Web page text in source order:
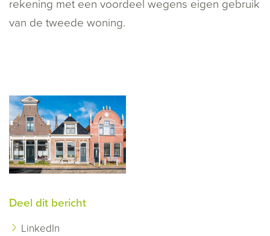
rekening met een voordeel wegens eigen gebruik
van de tweede woning.
Deel dit bericht
LinkedIn